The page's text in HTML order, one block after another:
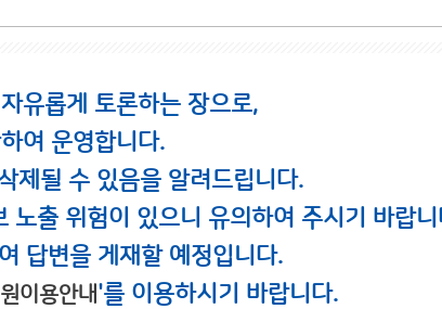
유롭게 토론하는 장으로,
여 운영합니다.
제될 수 있음을 알려드립니다.
출 위험이 있으니 유의하여 주시기 바랍니
답변을 게재할 예정입니다.
이용안내'를 이용하시기 바랍니다.